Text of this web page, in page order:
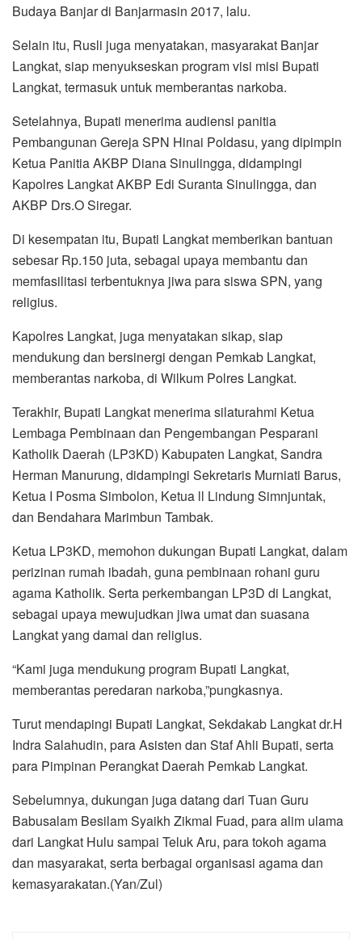
Budaya Banjar di Banjarmasin 2017, lalu.
Selain itu, Rusli juga menyatakan, masyarakat Banjar
Langkat, siap menyukseskan program visi misi Bupati
Langkat, termasuk untuk memberantas narkoba.
Setelahnya, Bupati menerima audiensi panitia
Pembangunan Gereja SPN Hinai Poldasu, yang dipimpin
Ketua Panitia AKBP Diana Sinulingga, didampingi
Kapolres Langkat AKBP Edi Suranta Sinulingga, dan
AKBP Drs.O Siregar.
Di kesempatan itu, Bupati Langkat memberikan bantuan
sebesar Rp.150 juta, sebagai upaya membantu dan
memfasilitasi terbentuknya jiwa para siswa SPN, yang
religius.
Kapolres Langkat, juga menyatakan sikap, siap
mendukung dan bersinergi dengan Pemkab Langkat,
memberantas narkoba, di Wilkum Polres Langkat.
Terakhir, Bupati Langkat menerima silaturahmi Ketua
Lembaga Pembinaan dan Pengembangan Pesparani
Katholik Daerah (LP3KD) Kabupaten Langkat, Sandra
Herman Manurung, didampingi Sekretaris Murniati Barus,
Ketua I Posma Simbolon, Ketua ll Lindung Simnjuntak,
dan Bendahara Marimbun Tambak.
Ketua LP3KD, memohon dukungan Bupati Langkat, dalam
perizinan rumah ibadah, guna pembinaan rohani guru
agama Katholik. Serta perkembangan LP3D di Langkat,
sebagai upaya mewujudkan jiwa umat dan suasana
Langkat yang damai dan religius.
“Kami juga mendukung program Bupati Langkat,
memberantas peredaran narkoba,”pungkasnya.
Turut mendapingi Bupati Langkat, Sekdakab Langkat dr.H
Indra Salahudin, para Asisten dan Staf Ahli Bupati, serta
para Pimpinan Perangkat Daerah Pemkab Langkat.
Sebelumnya, dukungan juga datang dari Tuan Guru
Babusalam Besilam Syaikh Zikmal Fuad, para alim ulama
dari Langkat Hulu sampai Teluk Aru, para tokoh agama
dan masyarakat, serta berbagai organisasi agama dan
kemasyarakatan.(Yan/Zul)